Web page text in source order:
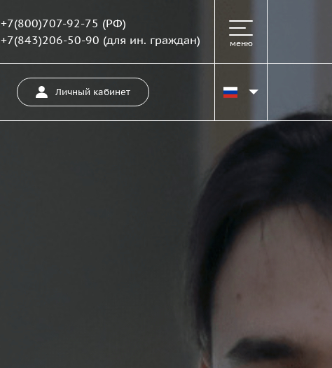
+7(800)707-92-75 (РФ)
+7(843)206-50-90 (для ин. граждан) меню
Личный кабинет